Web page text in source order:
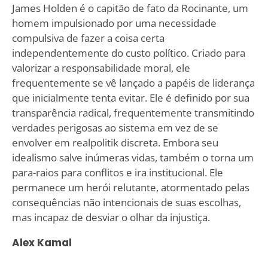
James Holden é o capitão de fato da Rocinante, um
homem impulsionado por uma necessidade
compulsiva de fazer a coisa certa
independentemente do custo político. Criado para
valorizar a responsabilidade moral, ele
frequentemente se vê lançado a papéis de liderança
que inicialmente tenta evitar. Ele é definido por sua
transparência radical, frequentemente transmitindo
verdades perigosas ao sistema em vez de se
envolver em realpolitik discreta. Embora seu
idealismo salve inúmeras vidas, também o torna um
para-raios para conflitos e ira institucional. Ele
permanece um herói relutante, atormentado pelas
consequências não intencionais de suas escolhas,
mas incapaz de desviar o olhar da injustiça.
Alex Kamal